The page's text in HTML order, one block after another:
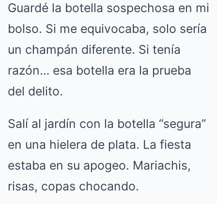
Guardé la botella sospechosa en mi
bolso. Si me equivocaba, solo sería
un champán diferente. Si tenía
razón… esa botella era la prueba
del delito.
Salí al jardín con la botella “segura”
en una hielera de plata. La fiesta
estaba en su apogeo. Mariachis,
risas, copas chocando.